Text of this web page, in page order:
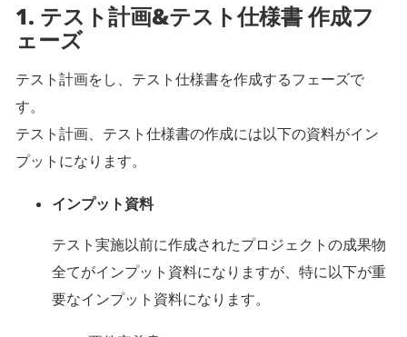
1. テスト計画&テスト仕様書 作成フ
ェーズ
テスト計画をし、テスト仕様書を作成するフェーズで
す。
テスト計画、テスト仕様書の作成には以下の資料がイン
プットになります。
インプット資料
テスト実施以前に作成されたプロジェクトの成果物
全てがインプット資料になりますが、特に以下が重
要なインプット資料になります。